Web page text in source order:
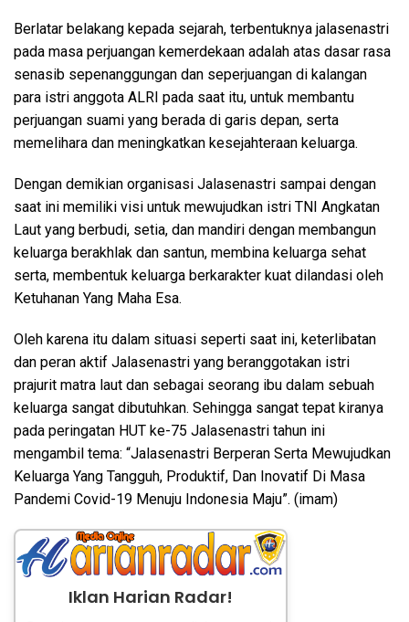
Berlatar belakang kepada sejarah, terbentuknya jalasenastri
pada masa perjuangan kemerdekaan adalah atas dasar rasa
senasib sepenanggungan dan seperjuangan di kalangan
para istri anggota ALRI pada saat itu, untuk membantu
perjuangan suami yang berada di garis depan, serta
memelihara dan meningkatkan kesejahteraan keluarga.
Dengan demikian organisasi Jalasenastri sampai dengan
saat ini memiliki visi untuk mewujudkan istri TNI Angkatan
Laut yang berbudi, setia, dan mandiri dengan membangun
keluarga berakhlak dan santun, membina keluarga sehat
serta, membentuk keluarga berkarakter kuat dilandasi oleh
Ketuhanan Yang Maha Esa.
Oleh karena itu dalam situasi seperti saat ini, keterlibatan
dan peran aktif Jalasenastri yang beranggotakan istri
prajurit matra laut dan sebagai seorang ibu dalam sebuah
keluarga sangat dibutuhkan. Sehingga sangat tepat kiranya
pada peringatan HUT ke-75 Jalasenastri tahun ini
mengambil tema: “Jalasenastri Berperan Serta Mewujudkan
Keluarga Yang Tangguh, Produktif, Dan Inovatif Di Masa
Pandemi Covid-19 Menuju Indonesia Maju”. (imam)
Iklan Harian Radar!